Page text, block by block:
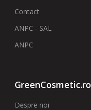
Contact
ANPC - SAL
ANPC
GreenCosmetic.ro
Despre noi